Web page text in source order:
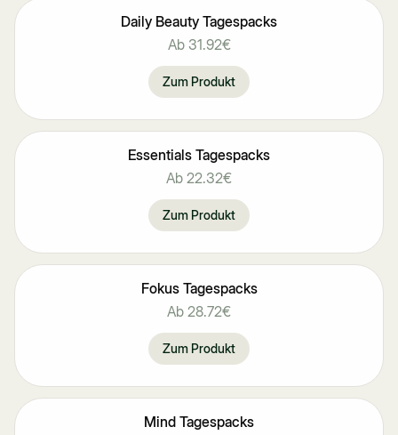
Daily Beauty Tagespacks
Ab 31.92€
Zum Produkt
Essentials Tagespacks
Ab 22.32€
Zum Produkt
Fokus Tagespacks
Ab 28.72€
Zum Produkt
Mind Tagespacks